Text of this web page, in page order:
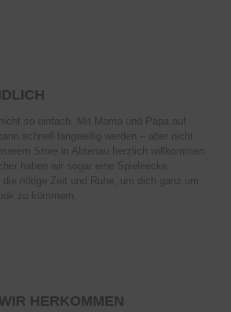
so einfach. Mit Mama und Papa auf
schnell langweilig werden – aber nicht
Store in Abtenau herzlich willkommen.
haben wir sogar eine Spieleecke
nötige Zeit und Ruhe, um dich ganz um
zu kümmern.
HERKOMMEN